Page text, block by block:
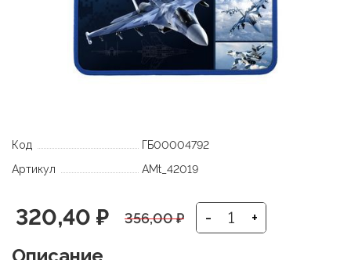
Код
ГБ00004792
Артикул
AMt_42019
356,00₽
Первоначальная
цена
320,40 ₽
Текущая
цена:
- +